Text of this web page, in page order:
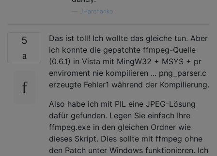
JHarchanko
5
Das ist toll! Ich wollte das gleiche tun. Aber
ich konnte die gepatchte ffmpeg-Quelle
(0.6.1) in Vista mit MingW32 + MSYS + pr
enviroment nie kompilieren ... png_parser.c
erzeugte Fehler1 während der Kompilierung.
Also habe ich mit PIL eine JPEG-Lösung
dafür gefunden. Legen Sie einfach Ihre
ffmpeg.exe in den gleichen Ordner wie
dieses Skript. Dies sollte mit ffmpeg ohne
den Patch unter Windows funktionieren. Ich